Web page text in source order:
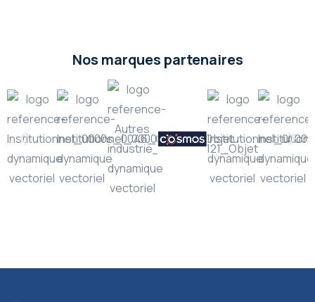
Nos marques partenaires